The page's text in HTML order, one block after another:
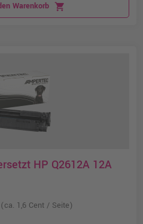
Warenkorb shopping_cart
HP Q2612A 12A
(ca. 1,6 Cent / Seite)